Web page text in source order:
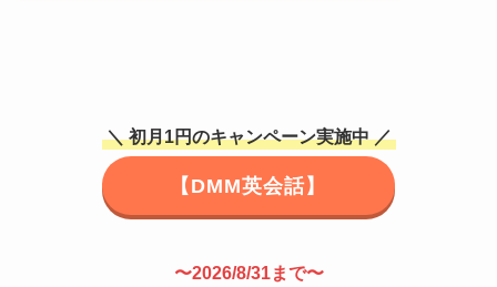
＼ 初月1円のキャンペーン実施中 ／
【DMM英会話】
〜2026/8/31まで〜